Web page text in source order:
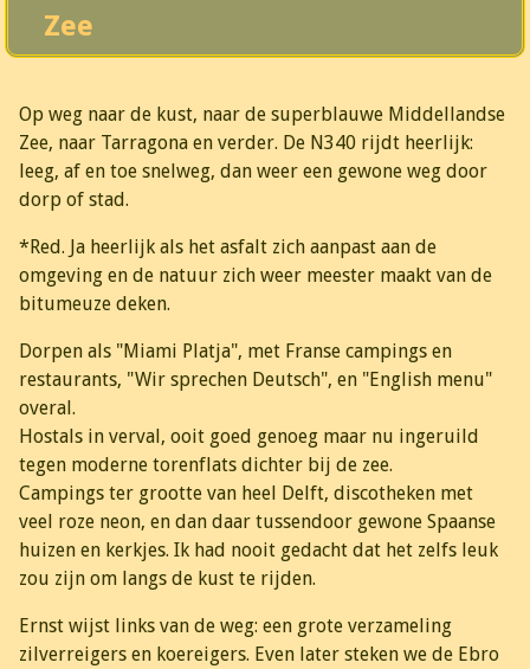
Zee
Op weg naar de kust, naar de superblauwe Middellandse
Zee, naar Tarragona en verder. De N340 rijdt heerlijk:
leeg, af en toe snelweg, dan weer een gewone weg door
dorp of stad.
*Red. Ja heerlijk als het asfalt zich aanpast aan de
omgeving en de natuur zich weer meester maakt van de
bitumeuze deken.
Dorpen als "Miami Platja", met Franse campings en
restaurants, "Wir sprechen Deutsch", en "English menu"
overal.
Hostals in verval, ooit goed genoeg maar nu ingeruild
tegen moderne torenflats dichter bij de zee.
Campings ter grootte van heel Delft, discotheken met
veel roze neon, en dan daar tussendoor gewone Spaanse
huizen en kerkjes. Ik had nooit gedacht dat het zelfs leuk
zou zijn om langs de kust te rijden.
Ernst wijst links van de weg: een grote verzameling
zilverreigers en koereigers. Even later steken we de Ebro